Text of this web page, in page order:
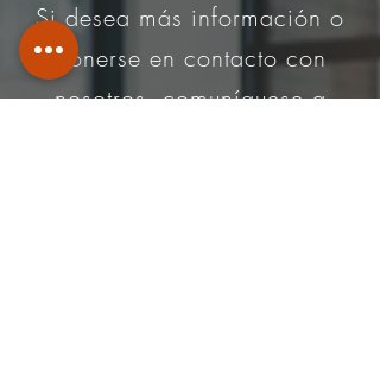
Si desea más información o
ponerse en contacto con
nosotros, comuníquese a